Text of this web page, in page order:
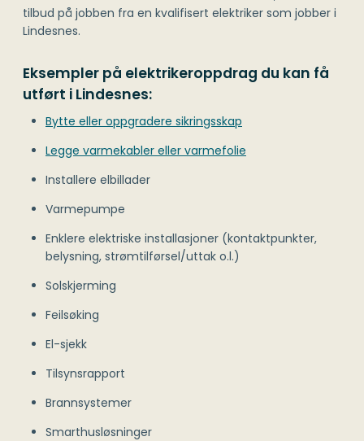
tilbud på jobben fra en kvalifisert elektriker som jobber i
Lindesnes.
Eksempler på elektrikeroppdrag du kan få
utført i Lindesnes:
Bytte eller oppgradere sikringsskap
Legge varmekabler eller varmefolie
Installere elbillader
Varmepumpe
Enklere elektriske installasjoner (kontaktpunkter,
belysning, strømtilførsel/uttak o.l.)
Solskjerming
Feilsøking
El-sjekk
Tilsynsrapport
Brannsystemer
Smarthusløsninger